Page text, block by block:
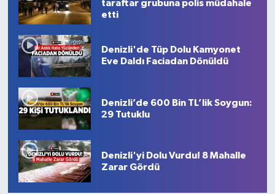
taraftar grubuna polis müdahale
etti
Denizli'de Tüp Dolu Kamyonet
Eve Daldı Faciadan Dönüldü
Denizli’de 600 Bin TL’lik Soygun:
29 Tutuklu
Denizli'yi Dolu Vurdu! 8 Mahalle
Zarar Gördü